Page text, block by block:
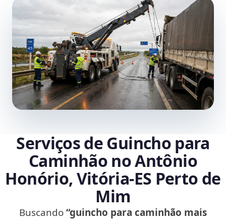
Serviços de Guincho para
Caminhão no Antônio
Honório, Vitória‑ES Perto de
Mim
Buscando“guincho para caminhão mais